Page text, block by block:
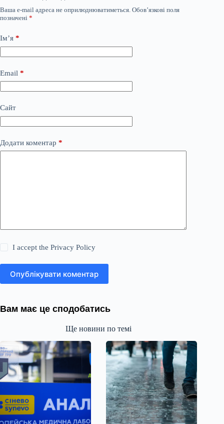
Ваша e-mail адреса не оприлюднюватиметься. Обов’язкові поля
позначені *
Ім’я *
Email *
Сайт
Додати коментар *
I accept thePrivacy Policy
Опублікувати коментар
Вам має це сподобатись
Ще новини по темі